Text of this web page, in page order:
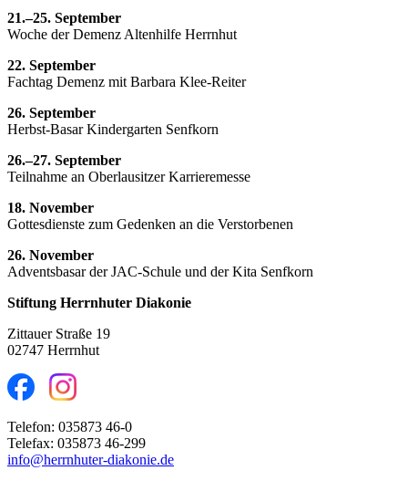
21.–25. September
Woche der Demenz Altenhilfe Herrnhut
22. September
Fachtag Demenz mit Barbara Klee-Reiter
26. September
Herbst-Basar Kindergarten Senfkorn
26.–27. September
Teilnahme an Oberlausitzer Karrieremesse
18. November
Gottesdienste zum Gedenken an die Verstorbenen
26. November
Adventsbasar der JAC-Schule und der Kita Senfkorn
Stiftung Herrnhuter Diakonie
Zittauer Straße 19
02747 Herrnhut
Telefon: 035873 46-0
Telefax: 035873 46-299
info@herrnhuter-diakonie.de